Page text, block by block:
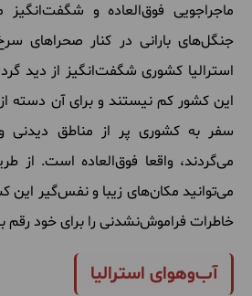
ماجراجویی فوقالعاده و شگفتانگیز
جنگلهای بارانی در کنار صحراهای
استرالیا کشوری شگفتانگیز از دید
این کشور کم نیستند و برای آن دسته از
سفر به کشوری پر از مناطق دیدنی و
میگردند، واقعا فوقالعاده است. از
میتوانید مکانهای زیبا و نفسگیر این
خاطرات فراموشنشدنی را برایخود رقم
آب‌وهوای استرالیا